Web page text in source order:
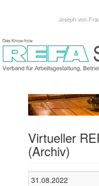
Joseph-von-
Virtueller
(Archiv)
31.08.2022